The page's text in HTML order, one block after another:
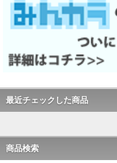
最近チェックした商品
商品検索